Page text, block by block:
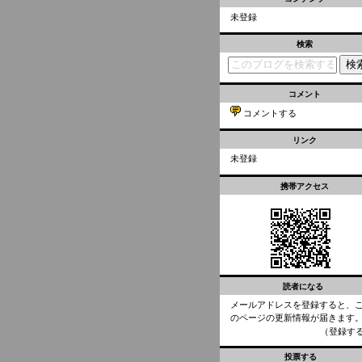
未登録
検索
コメント
コメントする
リンク
未登録
携帯アクセス
読者になる
メールアドレスを登録すると、こ
のページの更新情報が届きます。
（登録す
投票する